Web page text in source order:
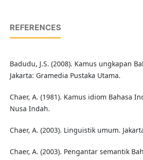
REFERENCES
Badudu, J.S. (2008). Kamus ungkapan
Jakarta: Gramedia Pustaka Utama.
Chaer, A. (1981). Kamus idiom Bahasa
Nusa Indah.
Chaer, A. (2003). Linguistik umum.
Chaer, A. (2003). Pengantar semantik